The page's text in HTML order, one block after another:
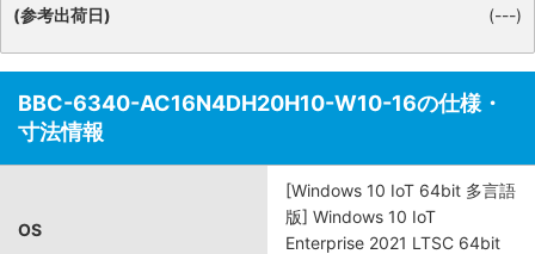
(参考出荷日)
(---)
BBC-6340-AC16N4DH20H10-W10-16の仕様・
寸法情報
OS
[Windows 10 IoT 64bit 多言語
版] Windows 10 IoT
Enterprise 2021 LTSC 64bit